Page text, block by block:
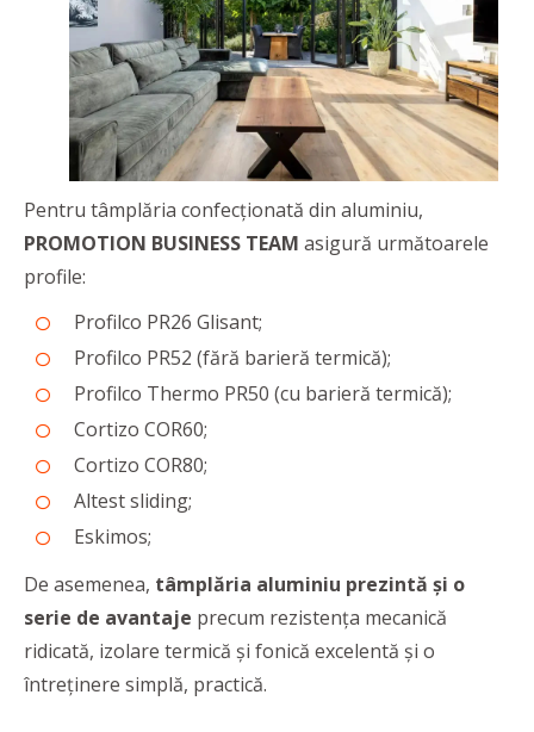
Pentru tâmplăria confecționată din aluminiu,
PROMOTION BUSINESS TEAM asigură următoarele
profile:
Profilco PR26 Glisant;
Profilco PR52 (fără barieră termică);
Profilco Thermo PR50 (cu barieră termică);
Cortizo COR60;
Cortizo COR80;
Altest sliding;
Eskimos;
De asemenea, tâmplăria aluminiu prezintă și o
serie de avantaje precum rezistența mecanică
ridicată, izolare termică și fonică excelentă și o
întreținere simplă, practică.